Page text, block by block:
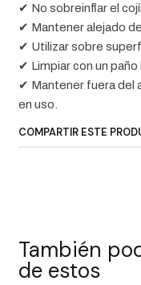
✔ No sobreinflar el
✔ Mantener alejado
✔ Utilizar sobre
✔ Limpiar con un paño
✔ Mantener fuera del
en uso.
COMPARTIR ESTE
También
de estos